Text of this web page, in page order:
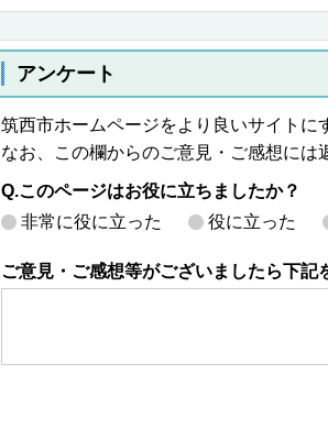
アンケート
筑西市ホームページをより良いサイトに
なお、この欄からのご意見・ご感想には
Q.このページはお役に立ちましたか？
非常に役に立った
役に立った
ご意見・ご感想等がございましたら下記